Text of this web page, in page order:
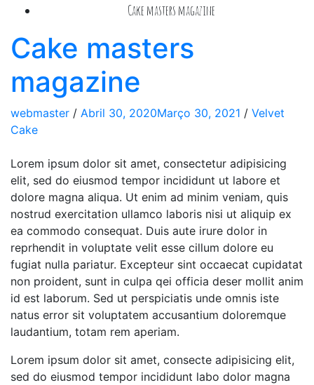
Cake masters magazine
Cake masters
magazine
webmaster / Abril 30, 2020Março 30, 2021 / Velvet
Cake
Lorem ipsum dolor sit amet, consectetur adipisicing
elit, sed do eiusmod tempor incididunt ut labore et
dolore magna aliqua. Ut enim ad minim veniam, quis
nostrud exercitation ullamco laboris nisi ut aliquip ex
ea commodo consequat. Duis aute irure dolor in
reprhendit in voluptate velit esse cillum dolore eu
fugiat nulla pariatur. Excepteur sint occaecat cupidatat
non proident, sunt in culpa qei officia deser mollit anim
id est laborum. Sed ut perspiciatis unde omnis iste
natus error sit voluptatem accusantium doloremque
laudantium, totam rem aperiam.
Lorem ipsum dolor sit amet, consecte adipisicing elit,
sed do eiusmod tempor incididunt labo dolor magna